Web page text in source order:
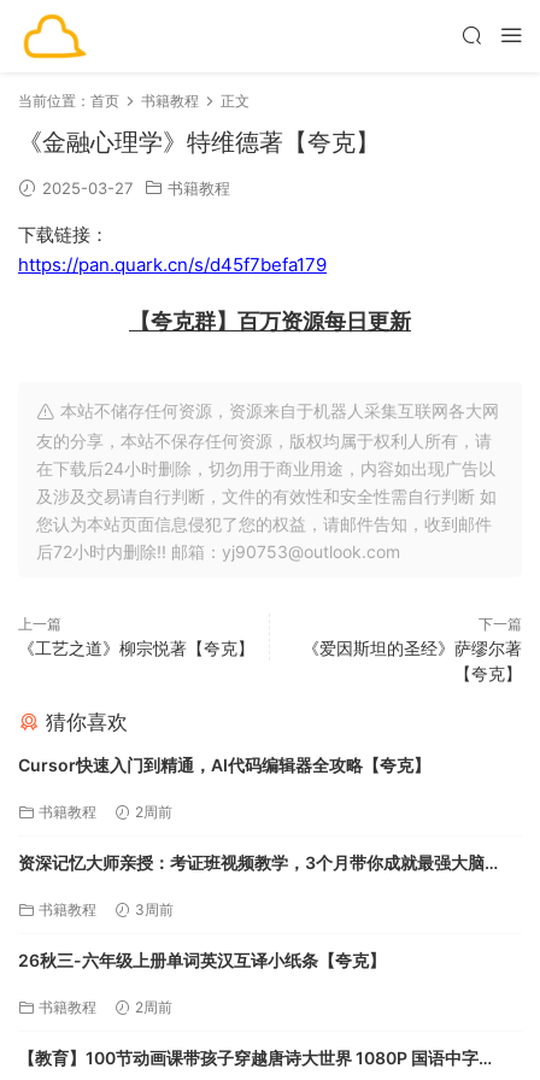
当前位置： 首页 书籍教程 正文
《金融心理学》特维德著【夸克】
2025-03-27 书籍教程
下载链接：
https://pan.quark.cn/s/d45f7befa179
【夸克群】百万资源每日更新
本站不储存任何资源，资源来自于机器人采集互联网各大网
友的分享，本站不保存任何资源，版权均属于权利人所有，请
在下载后24小时删除，切勿用于商业用途，内容如出现广告以
及涉及交易请自行判断，文件的有效性和安全性需自行判断 如
您认为本站页面信息侵犯了您的权益，请邮件告知，收到邮件
后72小时内删除!! 邮箱：yj90753@outlook.com
上一篇
《工艺之道》柳宗悦著【夸克】
下一篇
《爱因斯坦的圣经》萨缪尔著
【夸克】
猜你喜欢
Cursor快速入门到精通，AI代码编辑器全攻略【夸克】
书籍教程 2周前
资深记忆大师亲授：考证班视频教学，3个月带你成就最强大脑
书籍教程 3周前
26秋三-六年级上册单词英汉互译小纸条【夸克】
书籍教程 2周前
【教育】100节动画课带孩子穿越唐诗大世界 1080P 国语中字